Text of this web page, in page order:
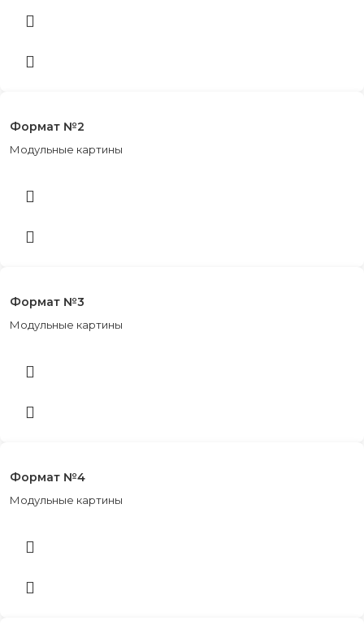
Формат №2
Модульные картины
Формат №3
Модульные картины
Формат №4
Модульные картины